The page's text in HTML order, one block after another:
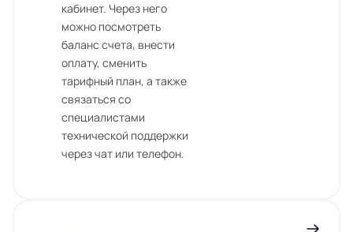
кабинет. Через него
можно посмотреть
баланс счета, внести
оплату, сменить
тарифный план, а также
связаться со
специалистами
технической поддержки
через чат или телефон.